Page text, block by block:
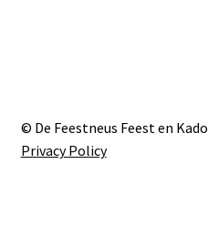
© De Feestneus Feest en Kado
Privacy Policy